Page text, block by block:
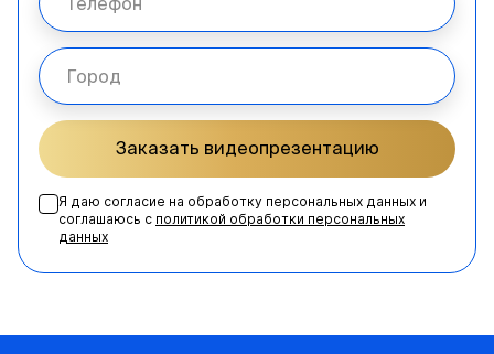
Заказать видеопрезентацию
Я даю согласие на обработку персональных данных и
соглашаюсь с политикой обработки персональных
данных